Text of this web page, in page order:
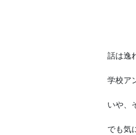
話は逸
学校ア
いや、
でも気